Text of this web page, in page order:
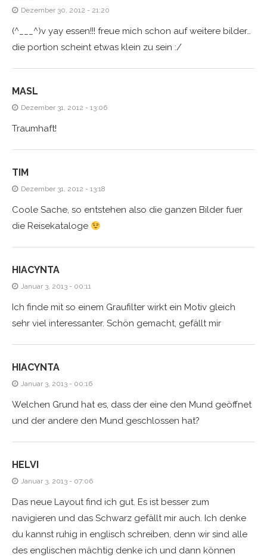
Dezember 30, 2012 - 21:20
(^___^)v yay essen!!! freue mich schon auf weitere bilder…
die portion scheint etwas klein zu sein :/
MASL
Dezember 31, 2012 - 13:06
Traumhaft!
TIM
Dezember 31, 2012 - 13:18
Coole Sache, so entstehen also die ganzen Bilder fuer
die Reisekataloge
HIACYNTA
Januar 3, 2013 - 00:11
Ich finde mit so einem Graufilter wirkt ein Motiv gleich
sehr viel interessanter. Schön gemacht, gefällt mir
HIACYNTA
Januar 3, 2013 - 00:16
Welchen Grund hat es, dass der eine den Mund geöffnet
und der andere den Mund geschlossen hat?
HELVI
Januar 3, 2013 - 07:06
Das neue Layout find ich gut. Es ist besser zum
navigieren und das Schwarz gefällt mir auch. Ich denke
du kannst ruhig in englisch schreiben, denn wir sind alle
des englischen mächtig denke ich und dann können